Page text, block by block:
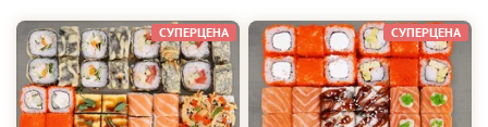
СУПЕРЦЕНА СУПЕРЦЕНА